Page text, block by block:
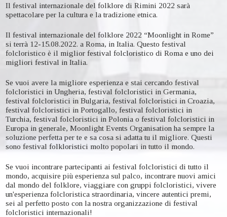
Il festival internazionale del folklore di Rimini 2022 sarà
spettacolare per la cultura e la tradizione etnica.
Il festival internazionale del folklore 2022 “Moonlight in Rome”
si terrà 12-15.08.2022. a Roma, in Italia. Questo festival
folcloristico è il miglior festival folcloristico di Roma e uno dei
migliori festival in Italia.
Se vuoi avere la migliore esperienza e stai cercando festival
folcloristici in Ungheria, festival folcloristici in Germania,
festival folcloristici in Bulgaria, festival folcloristici in Croazia,
festival folcloristici in Portogallo, festival folcloristici in
Turchia, festival folcloristici in Polonia o festival folcloristici in
Europa in generale, Moonlight Events Organisation ha sempre la
soluzione perfetta per te e sa cosa si adatta tu il migliore. Questi
sono festival folkloristici molto popolari in tutto il mondo.
Se vuoi incontrare partecipanti ai festival folcloristici di tutto il
mondo, acquisire più esperienza sul palco, incontrare nuovi amici
dal mondo del folklore, viaggiare con gruppi folcloristici, vivere
un'esperienza folcloristica straordinaria, vincere autentici premi,
sei al perfetto posto con la nostra organizzazione di festival
folcloristici internazionali!